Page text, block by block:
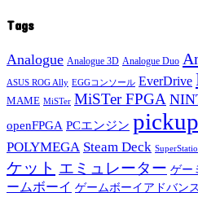
Tags
Analogue Analogue 3D Analogue Duo
ASUS ROG Ally EGGコンソール EverDrive
MAME MiSTer MiSTer FPGA
openFPGA PCエンジン pickup
POLYMEGA Steam Deck
ケット エミュレーター ゲー
ームボーイ ゲームボーイアドバンス